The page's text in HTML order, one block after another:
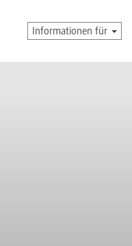
Informationen für